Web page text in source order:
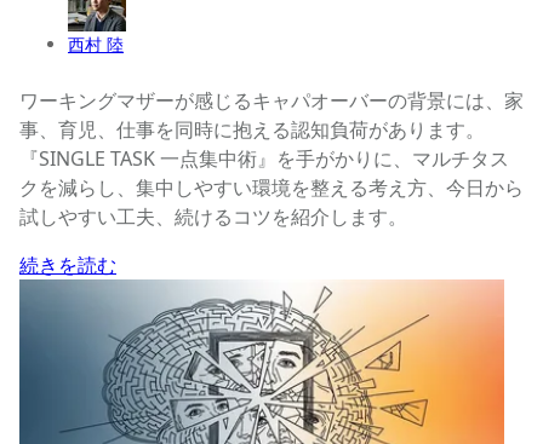
西村 陸
ワーキングマザーが感じるキャパオーバーの背景には、家
事、育児、仕事を同時に抱える認知負荷があります。
『SINGLE TASK 一点集中術』を手がかりに、マルチタス
クを減らし、集中しやすい環境を整える考え方、今日から
試しやすい工夫、続けるコツを紹介します。
続きを読む